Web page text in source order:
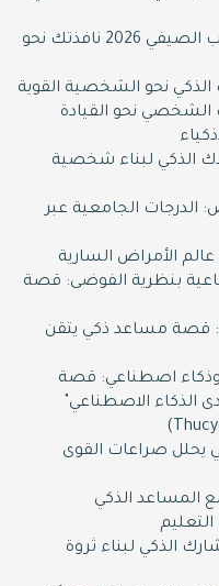
صيف الإبداع: معسكر التدريب الصيفي 2026 نافذتك نحو
نحو الشخصية القوية
نحو القيادة
الذكي لبناء شخصية
الدرجات الجامعية عبر
الأمراض السارية
بنظرية الفوضى: قصة
قصة مساعد ذكي يتقن
وذكاء اصطناعي: قصة
الاصطناعي"
صراعات القوى
المساعد الذكي
الذكي لبناء ثروة